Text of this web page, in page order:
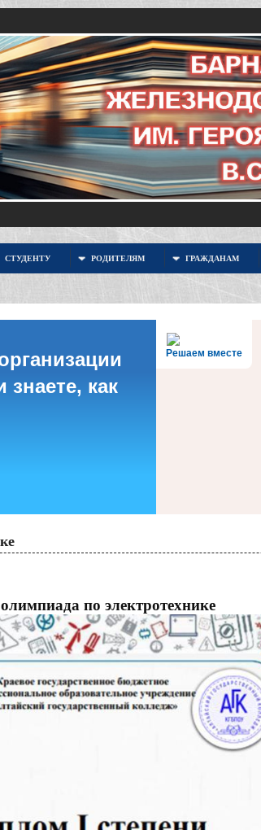
СТУДЕНТУ РОДИТЕЛЯМ ГРАЖДАНАМ
Решаем вместе
знаете, как
по электротехнике